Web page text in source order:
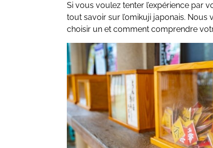
Si vous voulez tenter l’expérience par
tout savoir sur l’omikuji japonais.
choisir un et comment comprendre